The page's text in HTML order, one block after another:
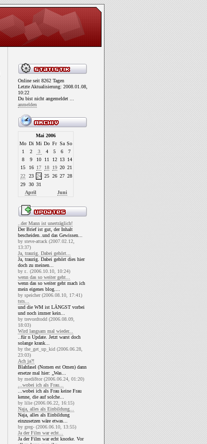
Online seit 8262 Tagen
Letzte Aktualisierung: 2008.01.08,
10:22
Du bist nicht angemeldet ...
anmelden
Mai 2006
Mo Di Mi Do Fr Sa So
1
2 3 4 5 6
7
8
9 10 11 12 13 14
15
16 17 18 19 20 21
22
23 24 25 26 27 28
29
30 31
April
Juni
..der Mann ist unerträglich!
Der Brief ist gut, der Inhalt
bescheiden..und das Gewissen...
by steve-attack (2007.02.12,
13:37)
Ja, traurig. Dabei gehört...
Ja, traurig. Dabei gehört dies hier
doch zu meinen...
by r.. (2006.10.10, 10:24)
wenn das so weiter geht...
wenn das so weiter geht mach ich
mein eigenes blog....
by speicher (2006.08.10, 17:41)
tsts...
und die WM ist LÄNGST vorbei
und noch immer kein...
by trevordtodd (2006.08.09,
18:03)
Wird langsam mal wieder...
..für n Update. Jetzt warst doch
solange krank...
by the_get_up_kid (2006.06.28,
23:03)
Ach ja?!
Blahfasel (Nomen est Omen) dann
ersetze mal hier: „Was...
by medi8tor (2006.06.24, 01:20)
...wobei ich als Frau...
...wobei ich als Frau keine Frau
kenne, die auf solche...
by lilie (2006.06.22, 16:15)
Naja, alles als Einbildung...
Naja, alles als Einbildung
einzusetzen wäre etwas...
by greg- (2006.06.10, 13:55)
Ja der Film war echt...
Ja der Film war echt knorke. Vor